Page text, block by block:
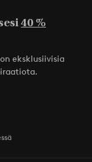
40 %
eksklusiivisia